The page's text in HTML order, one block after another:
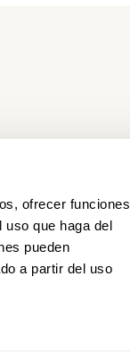
ofrecer funciones
que haga del
pueden
a partir del uso